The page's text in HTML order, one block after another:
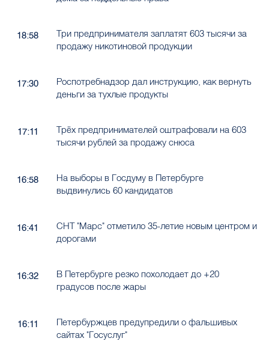
18:58
Три предпринимателя заплатят 603 тысячи за
продажу никотиновой продукции
17:30
Роспотребнадзор дал инструкцию, как вернуть
деньги за тухлые продукты
17:11
Трёх предпринимателей оштрафовали на 603
тысячи рублей за продажу снюса
16:58
На выборы в Госдуму в Петербурге
выдвинулись 60 кандидатов
16:41
СНТ "Марс" отметило 35-летие новым центром и
дорогами
16:32
В Петербурге резко похолодает до +20
градусов после жары
16:11
Петербуржцев предупредили о фальшивых
сайтах "Госуслуг"